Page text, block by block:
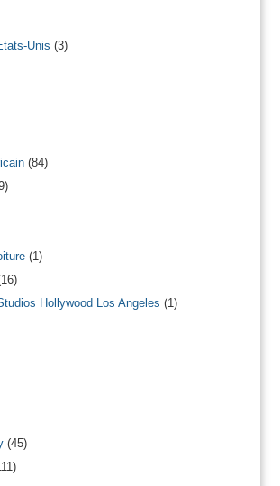
Unis (3)
(84)
(1)
Hollywood Los Angeles (1)
(45)